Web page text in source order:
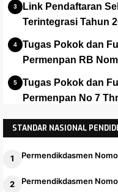
Link Pendaftaran
Terintegrasi Tahun
Tugas Pokok dan
Permenpan RB
Tugas Pokok dan
Permenpan No 7
Panduan dan
2025.1
STANDAR NASIONAL
Permendikdasmen
Permendikdasmen